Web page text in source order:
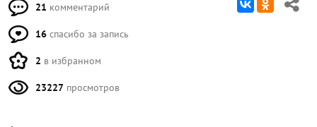
21 комментарий
16 спасибо за запись
2 в избранном
23227 просмотров